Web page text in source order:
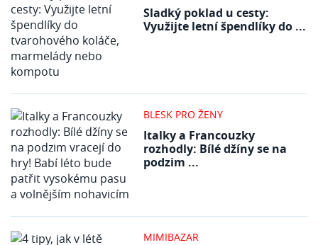
Sladký poklad u cesty:
Využijte letní špendlíky do ...
BLESK PRO ŽENY
Italky a Francouzky
rozhodly: Bílé džíny se na
podzim ...
MIMIBAZAR